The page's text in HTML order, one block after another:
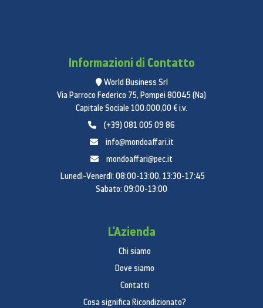
Informazioni di Contatto
World Business Srl
Via Parroco Federico 75, Pompei 80045 (Na)
Capitale Sociale 100.000,00 € i.v.
(+39) 081 005 09 86
info@mondoaffari.it
mondoaffari@pec.it
Lunedì-Venerdì: 08:00-13:00, 13:30-17:45
Sabato: 09:00-13:00
L'Azienda
Chi siamo
Dove siamo
Contatti
Cosa significa Ricondizionato?